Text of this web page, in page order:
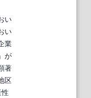
い
い
業
が
著
区